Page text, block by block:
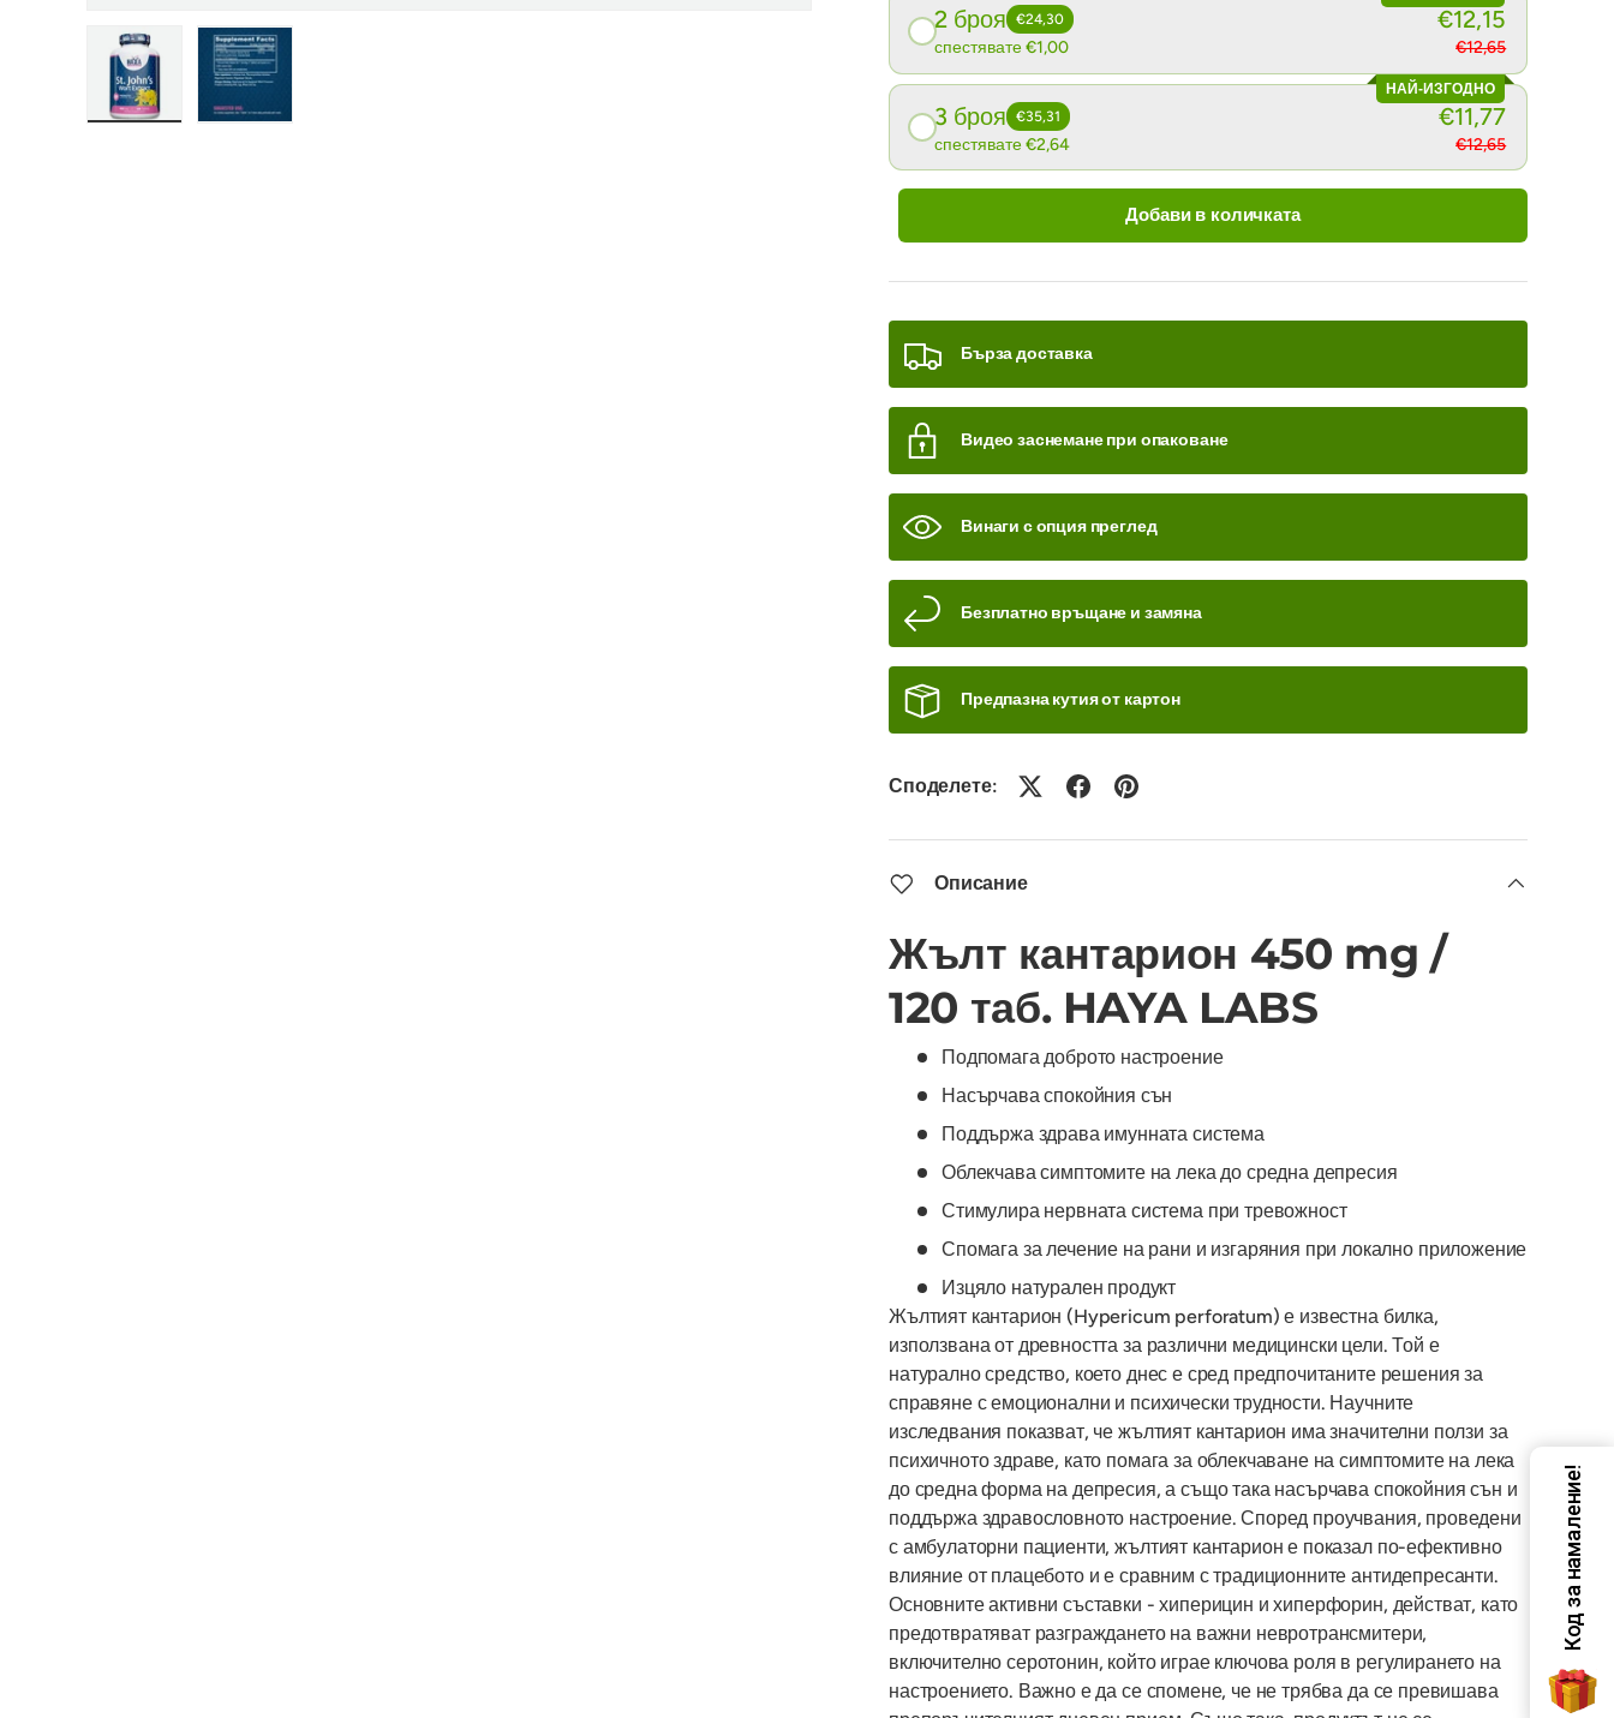
2 броя €24,30
спестявате €1,00
€12,15
€12,65
НАЙ-ИЗГОДНО
3 броя €35,31
спестявате €2,64
€11,77
€12,65
Добави в количката
Бърза доставка
Видео заснемане при опаковане
Винаги с опция преглед
Безплатно връщане и замяна
Предпазна кутия от картон
Споделете:
Описание
Жълт кантарион 450 mg /
120 таб. HAYA LABS
Подпомага доброто настроение
Насърчава спокойния сън
Поддържа здрава имунната система
Облекчава симптомите на лека до средна депресия
Стимулира нервната система при тревожност
Спомага за лечение на рани и изгаряния при локално приложение
Изцяло натурален продукт
Жълтият кантарион (Hypericum perforatum) е известна билка,
използвана от древността за различни медицински цели. Той е
натурално средство, което днес е сред предпочитаните решения за
справяне с емоционални и психически трудности. Научните
изследвания показват, че жълтият кантарион има значителни ползи за
психичното здраве, като помага за облекчаване на симптомите на лека
до средна форма на депресия, а също така насърчава спокойния сън и
поддържа здравословното настроение. Според проучвания, проведени
с амбулаторни пациенти, жълтият кантарион е показал по-ефективно
влияние от плацебото и е сравним с традиционните антидепресанти.
Основните активни съставки - хиперицин и хиперфорин, действат, като
предотвратяват разграждането на важни невротрансмитери,
включително серотонин, който играе ключова роля в регулирането на
настроението. Важно е да се спомене, че не трябва да се превишава
Код за намаление!